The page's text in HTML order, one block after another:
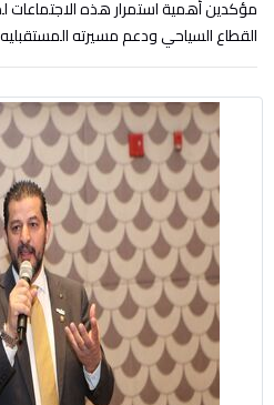
مؤكدين أهمية استمرار هذه الاجتماعات
القطاع السياحي ودعم مسيرته المستقبليه